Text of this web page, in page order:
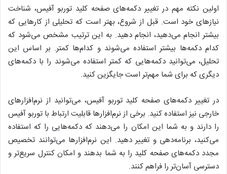
اولین نکته مهم در تغییر دکمه‌های صفحه کلید توربو آفیس، شناخت
نیازهای خود است. قبل از شروع، بهتر است که تحلیلی از کارهایی که
بیشتر انجام می‌دهید، انجام دهید. به این ترتیب مشخص می‌شود که
کدام دکمه‌ها بیشتر استفاده می‌شوند و کدام‌ها کمتر. بر اساس این
تحلیل، می‌توانید دکمه‌هایی که کمتر استفاده می‌شوند را با دکمه‌های
دیگری که برای شما مهم‌تر است جایگزین کنید.
در تغییر دکمه‌های صفحه کلید توربو آفیس، می‌توانید از نرم‌افزارهای
خارجی نیز استفاده کنید. برخی از نرم‌افزارها قابلیت ارتباط با توربو آفیس
را دارند و به شما این امکان را می‌دهند که دکمه‌هایی را که استفاده
می‌کنید، برنامه‌دهی و تغییر دهید. این نرم‌افزارها می‌توانند تخصیص
مجدد دکمه‌های صفحه کلید را به شما بدهند و امکان کنترل سریع‌تر و
دسترسی آسان‌تر را فراهم کنند.